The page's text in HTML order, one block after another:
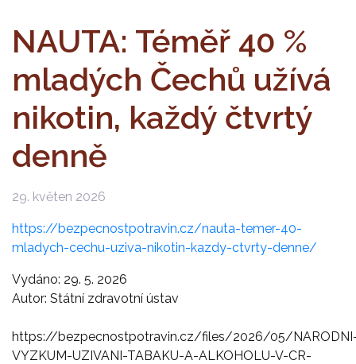
NAUTA: Téměř 40 %
mladých Čechů užívá
nikotin, každý čtvrtý
denně
29. květen 2026
https://bezpecnostpotravin.cz/nauta-temer-40-
mladych-cechu-uziva-nikotin-kazdy-ctvrty-denne/
Vydáno: 29. 5. 2026
Autor: Státní zdravotní ústav
https://bezpecnostpotravin.cz/files/2026/05/
VYZKUM-UZIVANI-TABAKU-A-ALKOHOLU-V-CR-